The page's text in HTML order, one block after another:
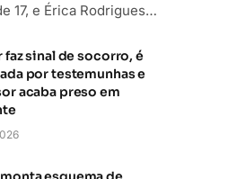
17, e Érica Rodrigues…
faz sinal de socorro, é
por testemunhas e
acaba preso em